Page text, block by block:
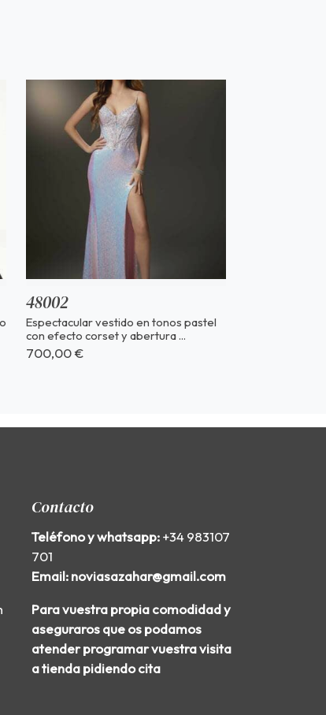
48002
Espectacular vestido en tonos pastel
con efecto corset y abertura ...
700,00 €
Contacto
Teléfono y whatsapp:+34 983107
701
Email: noviasazahar@gmail.com
Para vuestra propia comodidad y
aseguraros que os podamos
atender programar vuestra visita
a tienda pidiendo cita